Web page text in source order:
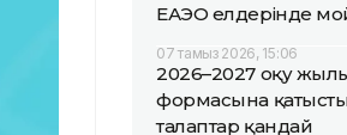
ЕАЭО елдерінде
07 тамыз 2026, 15:06
2026–2027 оқу
формасына қатысты
талаптар қандай